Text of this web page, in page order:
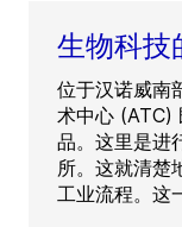
生物科技
位于汉诺威南
术中心 (ATC)
品。这里是进
所。这就清楚
工业流程。这